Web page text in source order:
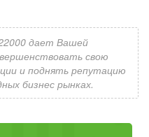
дает Вашей
свою
и поднять репутацию
бизнес рынках.